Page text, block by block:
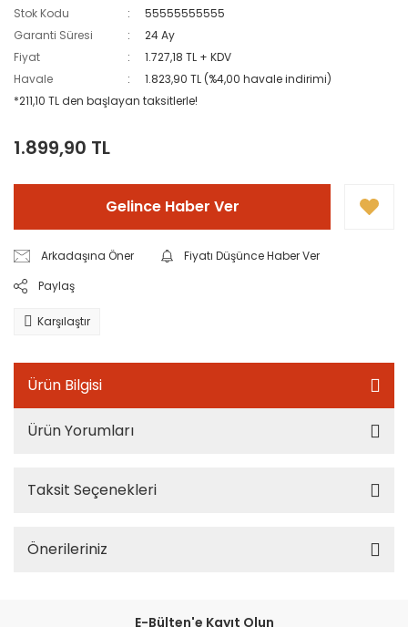
Stok Kodu
55555555555
Garanti Süresi
24 Ay
Fiyat
1.727,18 TL + KDV
Havale
1.823,90 TL (%4,00 havale indirimi)
*211,10 TL den başlayan taksitlerle!
1.899,90 TL
Gelince Haber Ver
Arkadaşına Öner
Fiyatı Düşünce Haber Ver
Paylaş
Karşılaştır
Ürün Bilgisi
Ürün Yorumları
Taksit Seçenekleri
Önerileriniz
E-Bülten'e Kayıt Olun